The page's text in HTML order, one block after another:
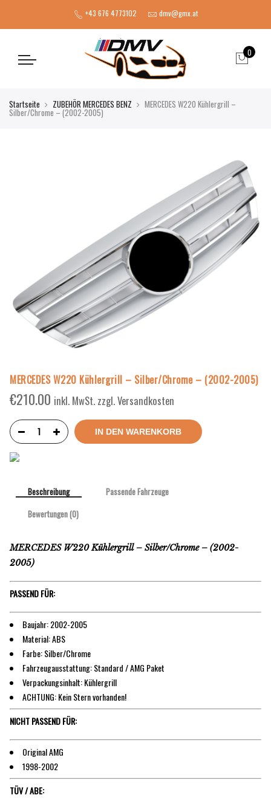
+43 676 4773102 dmv@gmx.at
0
Startseite ZUBEHÖR MERCEDES BENZ MERCEDES W220 Kühlergrill –
Silber/Chrome – (2002-2005)
MERCEDES W220 Kühlergrill – Silber/Chrome – (2002-2005)
€210.00 inkl. MwSt. zzgl. Versandkosten
IN DEN WARENKORB
Beschreibung
Passende Fahrzeuge
Bewertungen (0)
MERCEDES W220 Kühlergrill – Silber/Chrome – (2002-
2005)
PASSEND FÜR:
Baujahr: 2002-2005
Material: ABS
Farbe: Silber/Chrome
Fahrzeugausstattung: Standard / AMG Paket
Verpackungsinhalt: Kühlergrill
ACHTUNG: Kein Stern vorhanden!
NICHT PASSEND FÜR:
Original AMG
1998-2002
TÜV / ABE: